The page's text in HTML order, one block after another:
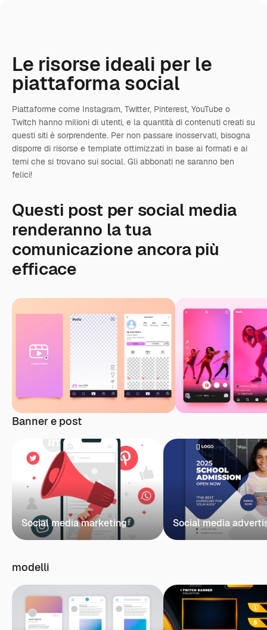
Le risorse ideali per le
piattaforma social
Piattaforme come Instagram, Twitter, Pinterest, YouTube o
Twitch hanno milioni di utenti, e la quantità di contenuti creati su
questi siti è sorprendente. Per non passare inosservati, bisogna
disporre di risorse e template ottimizzati in base ai formati e ai
temi che si trovano sui social. Gli abbonati ne saranno ben
felici!
Questi post per social media
renderanno la tua
comunicazione ancora più
efficace
Banner e post
Social media marketing Social media
modelli